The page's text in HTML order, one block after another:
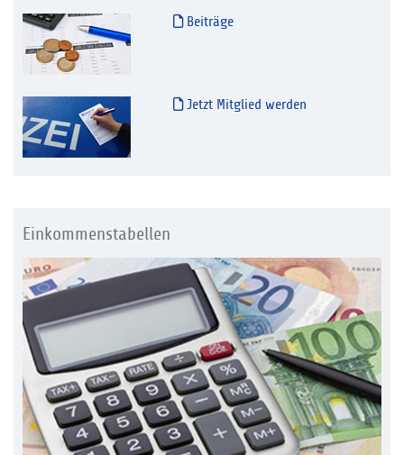
Beiträge
Jetzt Mitglied werden
Einkommenstabellen